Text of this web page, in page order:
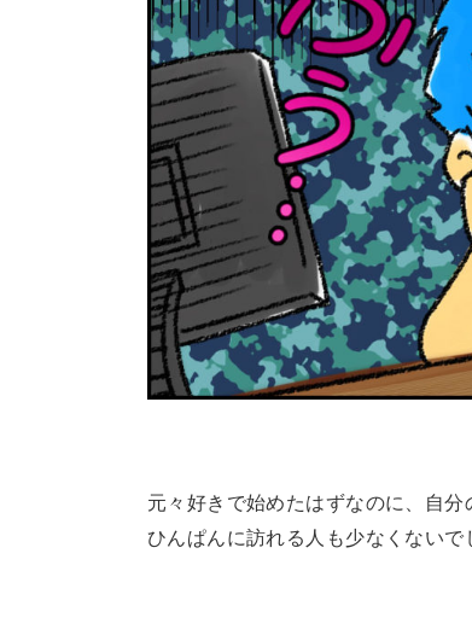
元々好きで始めたはずなのに、自
ひんぱんに訪れる人も少なくないで